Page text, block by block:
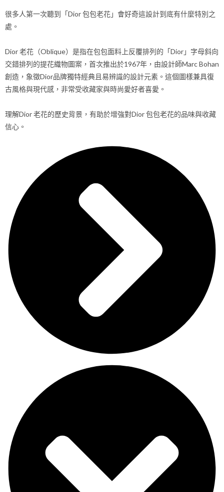
很多人第一次聽到「Dior 包包老花」會好奇這設計到底有什麼特別之
處。
Dior 老花（Oblique）是指在包包面料上反覆排列的「Dior」字母斜向
交錯排列的提花織物圖案，首次推出於1967年，由設計師Marc Bohan
創造，象徵Dior品牌獨特經典且易辨識的設計元素。這個圖樣兼具復
古風格與現代感，非常受收藏家與時尚愛好者喜愛。
理解Dior 老花的歷史背景，有助於增強對Dior 包包老花的品味與收藏
信心。